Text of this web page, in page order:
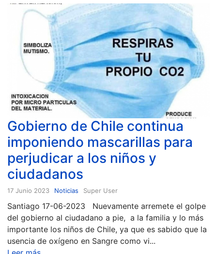
Gobierno de Chile continua
imponiendo mascarillas para
perjudicar a los niños y
ciudadanos
17 Junio 2023 Noticias Super User
Santiago 17-06-2023 Nuevamente arremete el golpe
del gobierno al ciudadano a pie, a la familia y lo más
importante los niños de Chile, ya que es sabido que la
usencia de oxígeno en Sangre como vi...